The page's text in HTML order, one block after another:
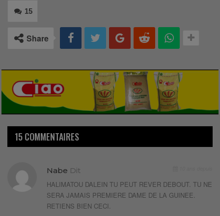
15
Share
15 COMMENTAIRES
Nabe Dit
HALIMATOU DALEIN TU PEUT REVER DEBOUT. TU NE
SERA JAMAIS PREMIERE DAME DE LA GUINEE.
RETIENS BIEN CECI.